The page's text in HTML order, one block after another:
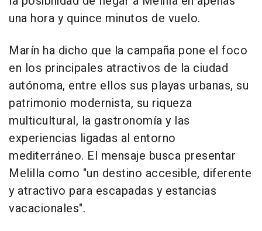
una hora y quince minutos de vuelo.
Marín ha dicho que la campaña pone el foco
en los principales atractivos de la ciudad
autónoma, entre ellos sus playas urbanas, su
patrimonio modernista, su riqueza
multicultural, la gastronomía y las
experiencias ligadas al entorno
mediterráneo. El mensaje busca presentar
Melilla como "un destino accesible, diferente
y atractivo para escapadas y estancias
vacacionales".